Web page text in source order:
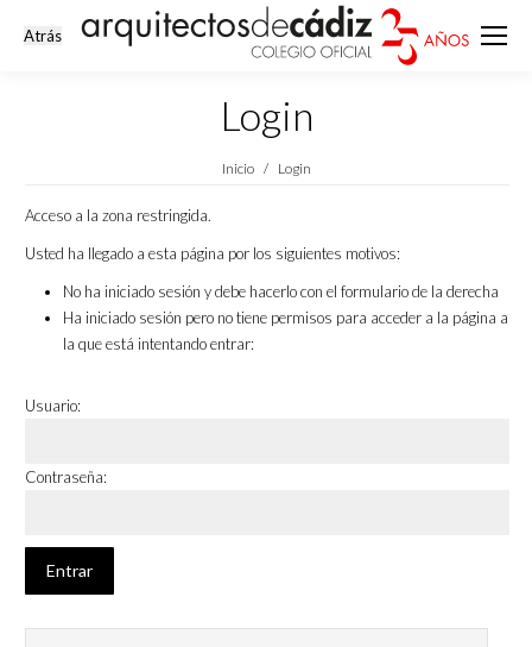
Login
Estás aquí:
Inicio Login
Acceso a la zona restringida.
Usted ha llegado a esta página por los siguientes motivos:
No ha iniciado sesión y debe hacerlo con el formulario de la derecha
Ha iniciado sesión pero no tiene permisos para acceder a la página a
la que está intentando entrar:
Usuario:
Contraseña: